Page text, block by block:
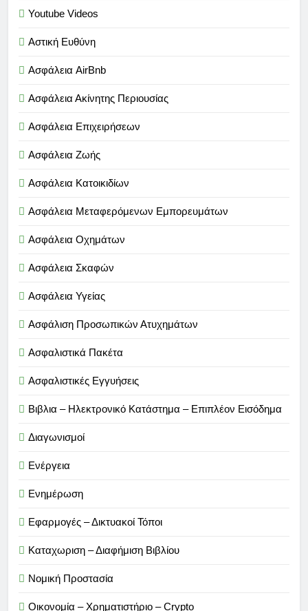
Youtube Videos
Αστική Ευθύνη
Ασφάλεια AirBnb
Ασφάλεια Ακίνητης Περιουσίας
Ασφάλεια Επιχειρήσεων
Ασφάλεια Ζωής
Ασφάλεια Κατοικιδίων
Ασφάλεια Μεταφερόμενων Εμπορευμάτων
Ασφάλεια Οχημάτων
Ασφάλεια Σκαφών
Ασφάλεια Υγείας
Ασφάλιση Προσωπικών Ατυχημάτων
Ασφαλιστικά Πακέτα
Ασφαλιστικές Εγγυήσεις
Βιβλια – Ηλεκτρονικό Κατάστημα – Επιπλέον Εισόδημα
Διαγωνισμοί
Ενέργεια
Ενημέρωση
Εφαρμογές – Δικτυακοί Τόποι
Καταχωριση – Διαφήμιση Βιβλίου
Νομική Προστασία
Οικονομία – Χρηματιστήριο – Crypto